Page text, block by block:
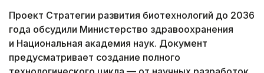
Проект Стратегии развития биотехнологий до 2036
года обсудили Министерство здравоохранения
и Национальная академия наук. Документ
предусматривает создание полного